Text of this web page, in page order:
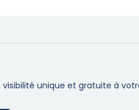
unique et gratuite à